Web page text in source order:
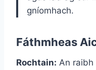
gníomhach.
Fáthmheas
Rochtain: An